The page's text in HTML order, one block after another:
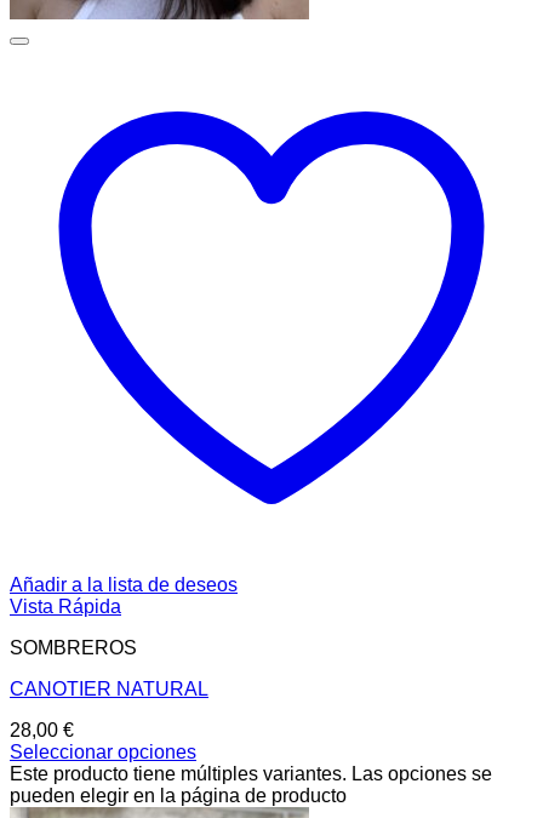
Añadir a la lista de deseos
Vista Rápida
SOMBREROS
CANOTIER NATURAL
28,00 €
Seleccionar opciones
Este producto tiene múltiples variantes. Las opciones se
pueden elegir en la página de producto